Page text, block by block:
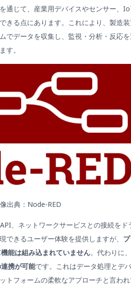
通じて、産業用デバイスやセンサー、
きる点にあります。これにより、製造
でデータを収集し、監視・分析・反応
す。
出典：Node-RED
、ネットワークサービスとの接続をド
できるユーザー体験を提供しますが、
能は組み込まれていません。代わりに、
携が可能です。これはデータ処理とデバ
トフォームの柔軟なアプローチと言わ